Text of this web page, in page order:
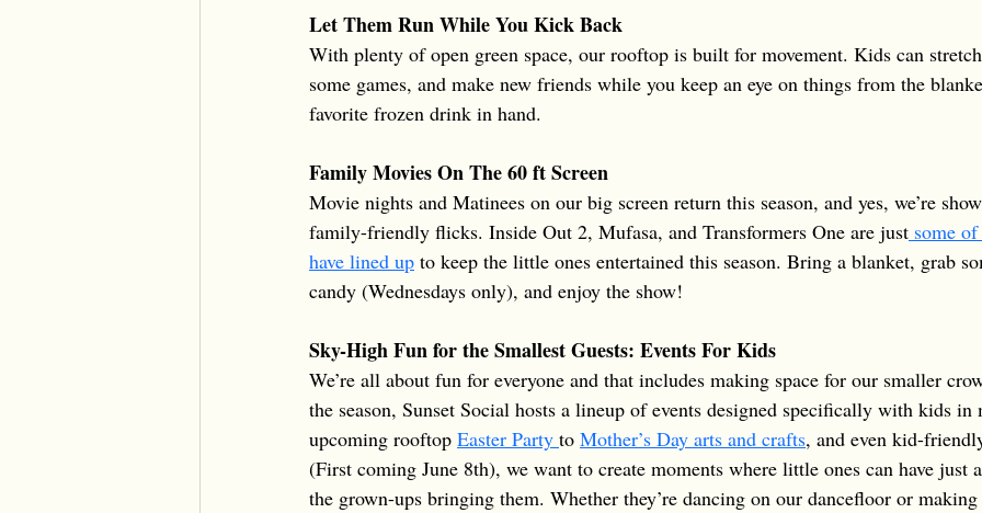
Let Them Run While You Kick Back
With plenty of open green space, our rooftop is built for movement. Kids can
some games, and make new friends while you keep an eye on things from the
favorite frozen drink in hand.
Family Movies On The 60 ft Screen
Movie nights and Matinees on our big screen return this season, and yes, we’re
family-friendly flicks. Inside Out 2, Mufasa, and Transformers One are just some
have lined up to keep the little ones entertained this season. Bring a blanket, grab
candy (Wednesdays only), and enjoy the show!
Sky-High Fun for the Smallest Guests: Events For Kids
We’re all about fun for everyone and that includes making space for our smaller
the season, Sunset Social hosts a lineup of events designed specifically with kids
upcoming rooftop Easter Party to Mother’s Day arts and crafts, and even kid-
(First coming June 8th), we want to create moments where little ones can have just
the grown-ups bringing them. Whether they’re dancing on our dancefloor or making